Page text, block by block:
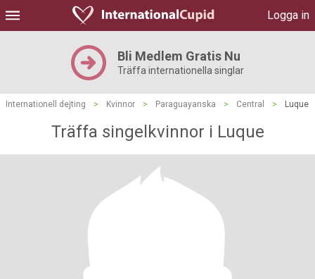
Logga in
Bli Medlem Gratis Nu
Träffa internationella singlar
Internationell dejting > Kvinnor > Paraguayanska > Central > Luque
Träffa singelkvinnor i Luque